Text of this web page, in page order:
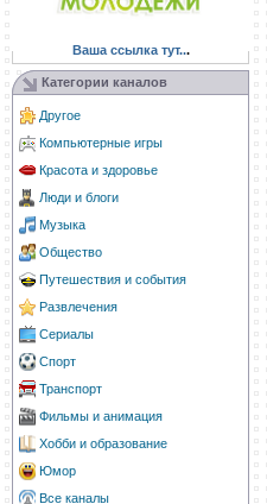
Ваша ссылка тут...
Категории каналов
Другое
Компьютерные игры
Красота и здоровье
Люди и блоги
Музыка
Общество
Путешествия и события
Развлечения
Сериалы
Спорт
Транспорт
Фильмы и анимация
Хобби и образование
Юмор
Все каналы